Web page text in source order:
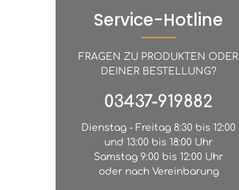
Service-Hotline
FRAGEN ZU PRODUKTEN ODER
DEINER BESTELLUNG?
03437-919882
Dienstag - Freitag 8:30 bis 12:00
und 13:00 bis 18:00 Uhr
Samstag 9:00 bis 12:00 Uhr
oder nach Vereinbarung